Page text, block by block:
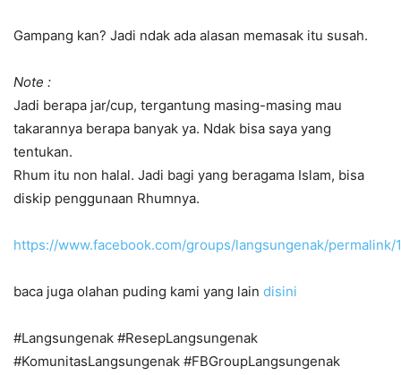
Gampang kan? Jadi ndak ada alasan memasak itu susah.
Note :
Jadi berapa jar/cup, tergantung masing-masing mau
takarannya berapa banyak ya. Ndak bisa saya yang
tentukan.
Rhum itu non halal. Jadi bagi yang beragama Islam, bisa
diskip penggunaan Rhumnya.
https://www.facebook.com/groups/langsungenak/
baca juga olahan puding kami yang lain disini
#Langsungenak #ResepLangsungenak
#KomunitasLangsungenak #FBGroupLangsungenak